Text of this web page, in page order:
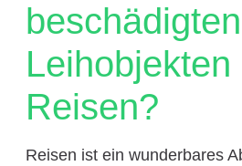
beschädigten
Leihobjekten
Reisen?
Reisen ist ein wunderbares